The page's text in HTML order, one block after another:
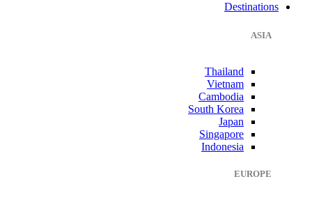
Destinations
ASIA
Thailand
Vietnam
Cambodia
South Korea
Japan
Singapore
Indonesia
EUROPE